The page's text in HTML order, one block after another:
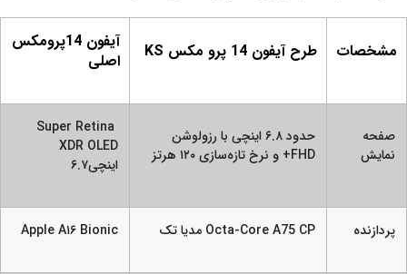
مشخصات طرح آیفون 14 پرو مکس KS
آیفون 14پرومکس
اصلی
صفحه
نمایش
حدود ۶.۸ اینچی با رزولوشن
FHD+ و نرخ تازه‌سازی ۱۲۰ هرتز
Super Retina
XDR OLED
اینچی۶.۷
پردازنده Octa-Core A75 CP مدیا تک Apple A۱۶ Bionic